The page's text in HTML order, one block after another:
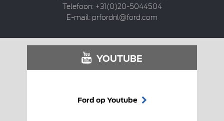
Telefoon: +31(0)20-5044504
E-mail: prfordnl@ford.com
YOUTUBE
Ford op Youtube